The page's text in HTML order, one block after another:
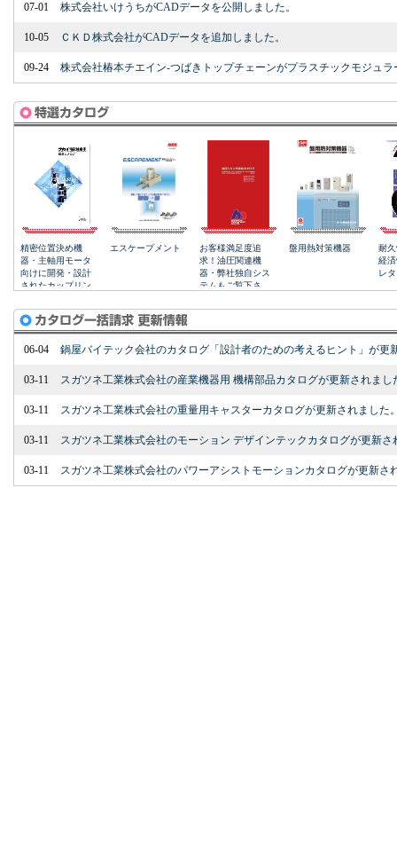
07-01 株式会社いけうちがCADデータを公開しました。
10-05 ＣＫＤ株式会社がCADデータを追加しました。
09-24 株式会社椿本チエイン-つばきトップチェーンがプラスチックモジュ
06-04 鍋屋バイテック会社のカタログ「設計者のための考えるヒント」が更
03-11 スガツネ工業株式会社の産業機器用 機構部品カタログが更新されまし
03-11 スガツネ工業株式会社の重量用キャスターカタログが更新されました
03-11 スガツネ工業株式会社のモーション デザインテックカタログが更新さ
03-11 スガツネ工業株式会社のパワーアシストモーションカタログが更新さ